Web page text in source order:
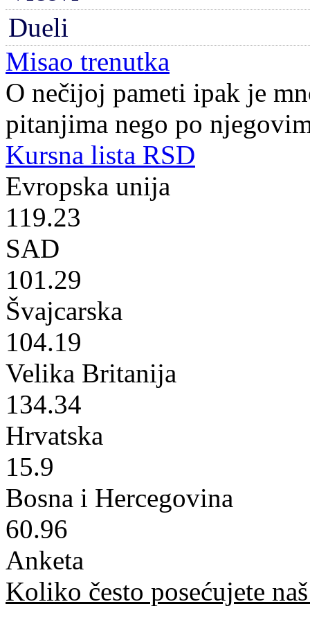
Dueli
Misao trenutka
O nečijoj pameti ipak je
pitanjima nego po
Kursna lista RSD
Evropska unija
119.23
SAD
101.29
Švajcarska
104.19
Velika Britanija
134.34
Hrvatska
15.9
Bosna i Hercegovina
60.96
Anketa
Koliko često posećujete